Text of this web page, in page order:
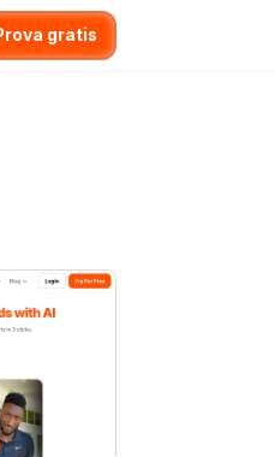
gratis